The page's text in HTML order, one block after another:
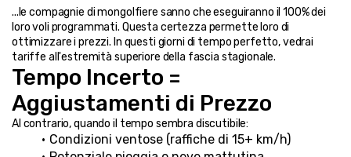
...le compagnie di mongolfiere sanno che eseguiranno il 100% dei
loro voli programmati. Questa certezza permette loro di
ottimizzare i prezzi. In questi giorni di tempo perfetto, vedrai
tariffe all'estremità superiore della fascia stagionale.
Tempo Incerto =
Aggiustamenti di Prezzo
Al contrario, quando il tempo sembra discutibile:
Condizioni ventose (raffiche di 15+ km/h)